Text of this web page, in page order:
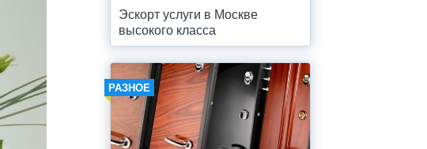
Эскорт услуги в Москве
высокого класса
РАЗНОЕ